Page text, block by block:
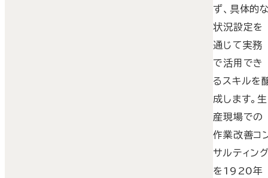
ず、具体的
状況設定を
通じて実務
で活用でき
るスキルを
成します。生
産現場での
作業改善コ
サルティン
を1920年